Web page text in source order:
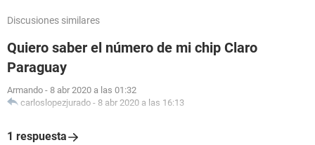
Discusiones similares
Quiero saber el número de mi chip Claro
Paraguay
Armando - 8 abr 2020 a las 01:32
carloslopezjurado - 8 abr 2020 a las 16:13
1 respuesta